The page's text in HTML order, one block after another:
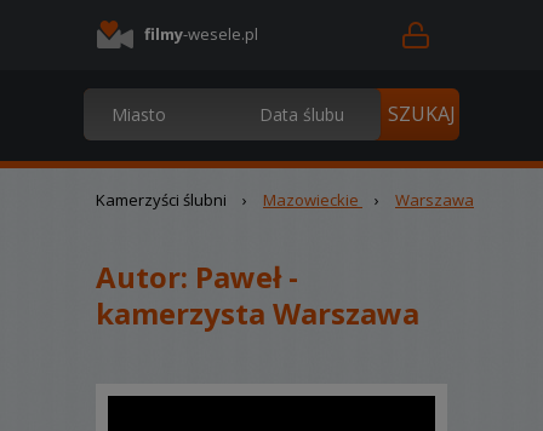
filmy-wesele.pl
Kamerzyści ślubni › Mazowieckie › Warszawa
Autor: Paweł -
kamerzysta Warszawa